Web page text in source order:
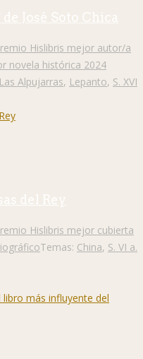
José Soto Chica
Hislibris mejor autor/a
novela histórica 2024
Las Alpujarras, Lepanto, S. XVI
del Rey
Hislibris mejor cubierta
Temas: China, S. VI a.